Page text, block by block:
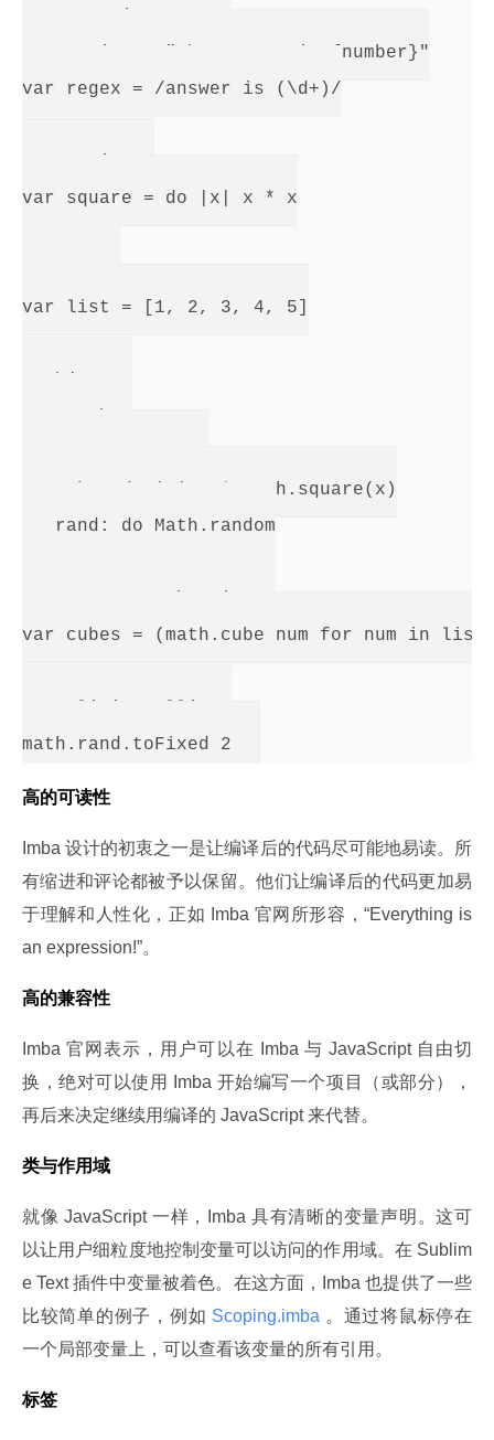
var string = "the answer is {number}"
var regex = /answer is (\d+)/
var square = do |x| x * x
var list = [1, 2, 3, 4, 5]
   cube: do |x| x * math.square(x)
   rand: do Math.random
var cubes = (math.cube num for num in
高的可读性
Imba 设计的初衷之一是让编译后的代码尽可能地易读。所
有缩进和评论都被予以保留。他们让编译后的代码更加易
于理解和人性化，正如 Imba 官网所形容，“Everything is
an expression!”。
高的兼容性
Imba 官网表示，用户可以在 Imba 与 JavaScript 自由切
换，绝对可以使用 Imba 开始编写一个项目（或部分），
再后来决定继续用编译的 JavaScript 来代替。
类与作用域
就像 JavaScript 一样，Imba 具有清晰的变量声明。这可
以让用户细粒度地控制变量可以访问的作用域。在 Sublim
e Text 插件中变量被着色。在这方面，Imba 也提供了一些
比较简单的例子，例如 Scoping.imba 。通过将鼠标停在
一个局部变量上，可以查看该变量的所有引用。
标签